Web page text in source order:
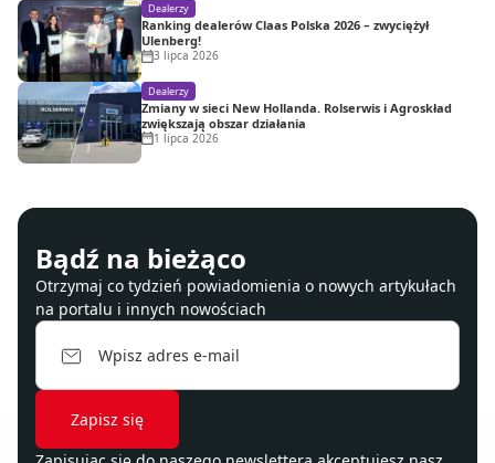
Dealerzy
Ranking dealerów Claas Polska 2026 – zwyciężył
Ulenberg!
3 lipca 2026
Dealerzy
Zmiany w sieci New Hollanda. Rolserwis i Agroskład
zwiększają obszar działania
1 lipca 2026
Bądź na bieżąco
Otrzymaj co tydzień powiadomienia o nowych artykułach
na portalu i innych nowościach